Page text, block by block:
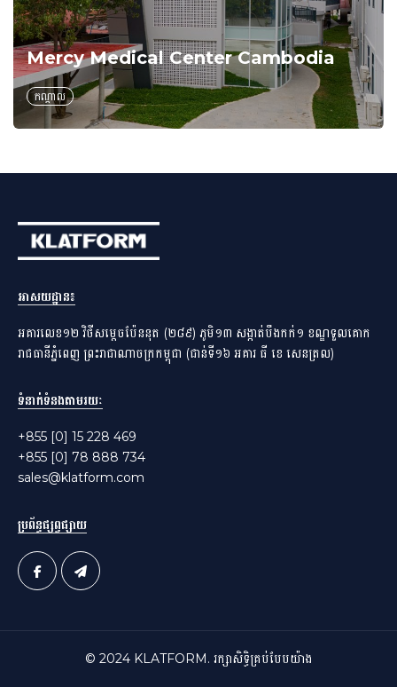
Mercy Medical Center Cambodia
កណ្តាល
អាសយដ្ឋាន​៖
អគារលេខ១២ វិថីសម្តេចប៉ែននុត (២៨៩) ភូមិ១៣ សង្កាត់បឹងកក់១ ខណ្ឌទួលគោក
រាជធានីភ្នំពេញ ព្រះរាជាណាចក្រកម្ពុជា (ជាន់ទី១៦ អគារ ធី ខេ សេនត្រល)
ទំនាក់ទំនងតាមរយៈ
+855 [0] 15 228 469
+855 [0] 78 888 734
sales@klatform.com
ប្រព័ន្ធផ្សព្វផ្សាយ
© 2024 KLATFORM. រក្សាសិទ្ធិគ្រប់បែបយ៉ាង